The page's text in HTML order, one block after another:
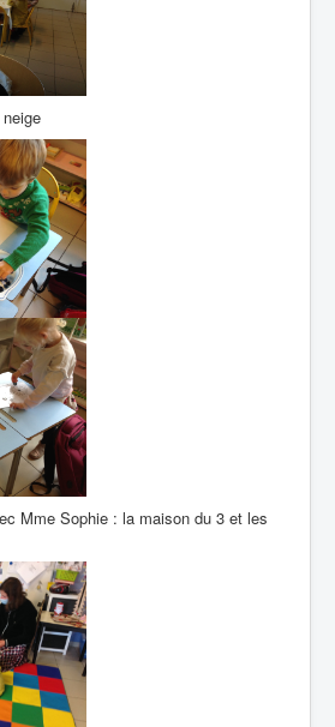
Mme Sophie : la maison du 3 et les